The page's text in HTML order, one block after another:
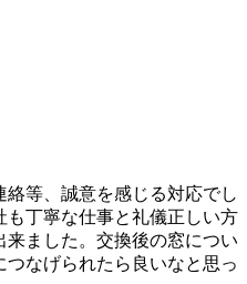
等、誠意を感じる対応でし
丁寧な仕事と礼儀正しい方
ました。交換後の窓につい
なげられたら良いなと思っ